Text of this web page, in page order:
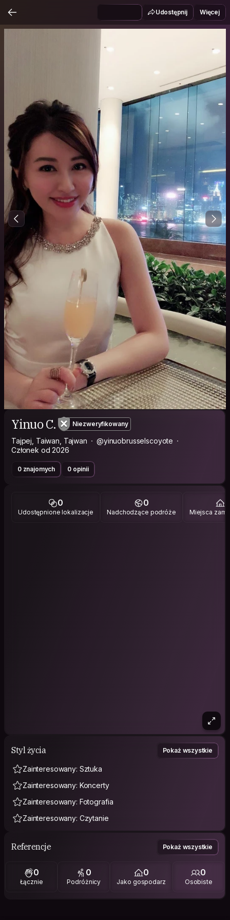
Udostępnij Więcej
Yinuo C. Niezweryfikowany
Tajpej, Taiwan, Tajwan
@yinuobrusselscoyote
Członek od 2026
0 znajomych 0 opinii
0
Udostępnione lokalizacje
0
Nadchodzące podróże Miejsca
Styl życia Pokaż wszystkie
Zainteresowany: Sztuka
Zainteresowany: Koncerty
Zainteresowany: Fotografia
Zainteresowany: Czytanie
Referencje Pokaż wszystkie
0
Łącznie
0
Podróżnicy
0
Jako gospodarz
0
Osobiste